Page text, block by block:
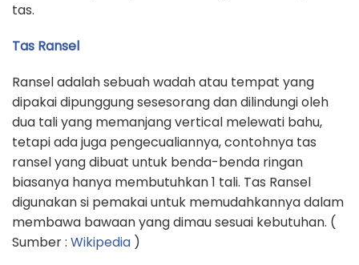
tas.
Tas Ransel
Ransel adalah sebuah wadah atau tempat yang
dipakai dipunggung sesesorang dan dilindungi oleh
dua tali yang memanjang vertical melewati bahu,
tetapi ada juga pengecualiannya, contohnya tas
ransel yang dibuat untuk benda-benda ringan
biasanya hanya membutuhkan 1 tali. Tas Ransel
digunakan si pemakai untuk memudahkannya dalam
membawa bawaan yang dimau sesuai kebutuhan. (
Sumber : Wikipedia )